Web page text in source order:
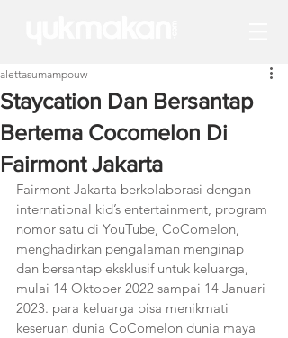
Staycation Dan Bersantap
Bertema Cocomelon Di
Fairmont Jakarta
alettasumampouw
Fairmont Jakarta berkolaborasi dengan
international kid’s entertainment, program
nomor satu di YouTube, CoComelon,
menghadirkan pengalaman menginap
dan bersantap eksklusif untuk keluarga,
mulai 14 Oktober 2022 sampai 14 Januari
2023. para keluarga bisa menikmati
keseruan dunia CoComelon dunia maya